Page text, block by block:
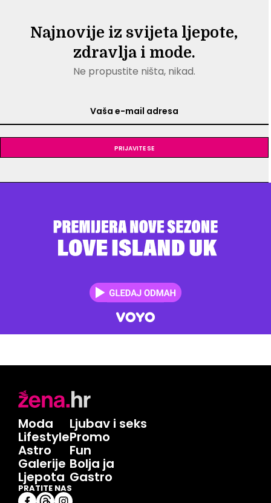
Najnovije iz svijeta ljepote,
zdravlja i mode.
Ne propustite ništa, nikad.
Prijavite se
Moda
Lifestyle
Astro
Galerije
Ljepota
Ljubav i seks
Promo
Fun
Bolja ja
Gastro
PRATITE NAS